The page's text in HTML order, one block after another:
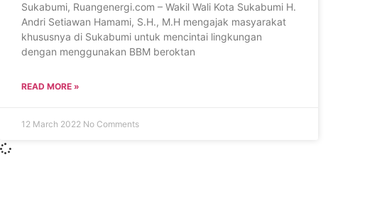
Sukabumi, Ruangenergi.com – Wakil Wali Kota Sukabumi H.
Andri Setiawan Hamami, S.H., M.H mengajak masyarakat
khususnya di Sukabumi untuk mencintai lingkungan
dengan menggunakan BBM beroktan
READ MORE »
12 March 2022 No Comments